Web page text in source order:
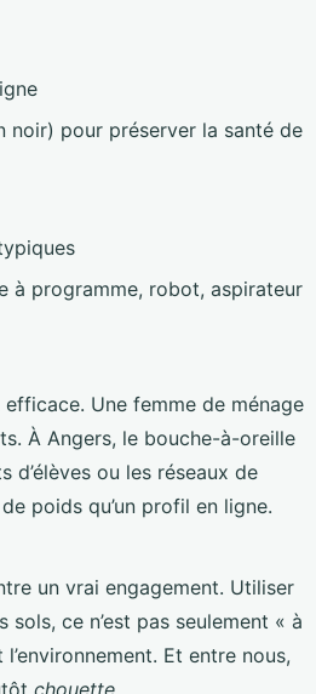
noir) pour préserver la santé de
à programme, robot, aspirateur
efficace. Une femme de ménage
À Angers, le bouche-à-oreille
d’élèves ou les réseaux de
poids qu’un profil en ligne.
un vrai engagement. Utiliser
ce n’est pas seulement « à
Et entre nous,